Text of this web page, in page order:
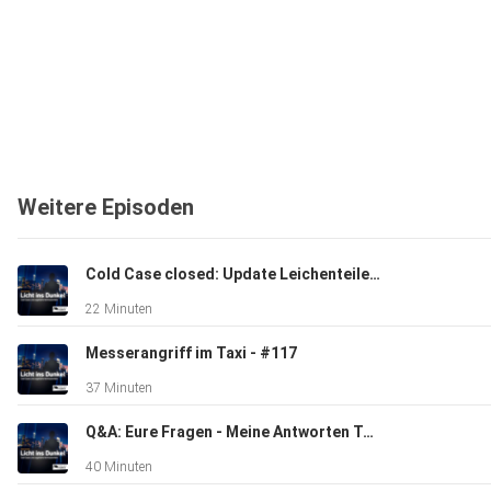
Weitere Episoden
Cold Case closed: Update Leichenteile im See - #118
22 Minuten
Messerangriff im Taxi - #117
37 Minuten
Q&A: Eure Fragen - Meine Antworten Teil 3
40 Minuten